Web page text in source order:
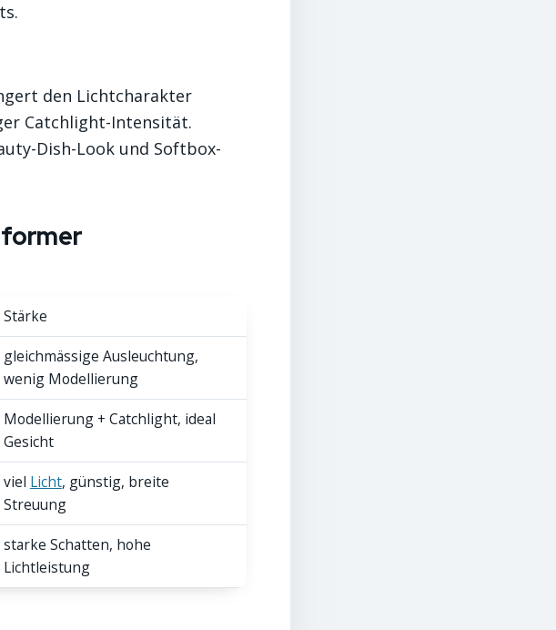
den Lichtcharakter
Catchlight-Intensität.
Dish-Look und Softbox-
Stärke
gleichmässige Ausleuchtung,
wenig Modellierung
Modellierung + Catchlight, ideal
Gesicht
viel Licht, günstig, breite
Streuung
starke Schatten, hohe
Lichtleistung